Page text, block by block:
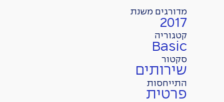
מדורגים משנת
2017
קטגוריה
Basic
סקטור
שירותים
התייחסות
פרטית